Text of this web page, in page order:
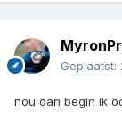
Geplaatst:
nou dan begin ik